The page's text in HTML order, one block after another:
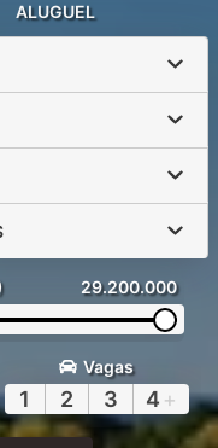
ALUGUEL
29.200.000
Vagas
1 2 3 4 +